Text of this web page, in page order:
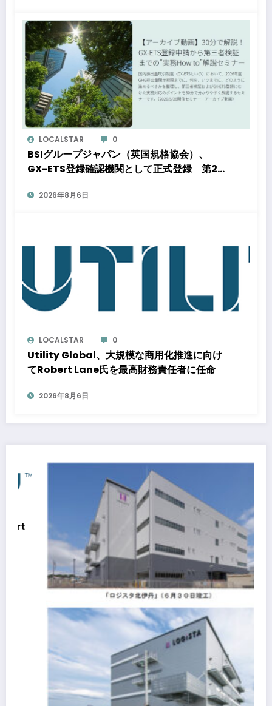
LOCALSTAR 0
BSIグループジャパン（英国規格協会）、
GX-ETS登録確認機関として正式登録 第2
フェーズ開始で制度対応が義務化、企業の対
応はどう変わるのか？ 法的拘束力をもつ
2026年8月6日
LOCALSTAR 0
Utility Global、大規模な商用化推進に向け
てRobert Lane氏を最高財務責任者に任命
2026年8月6日